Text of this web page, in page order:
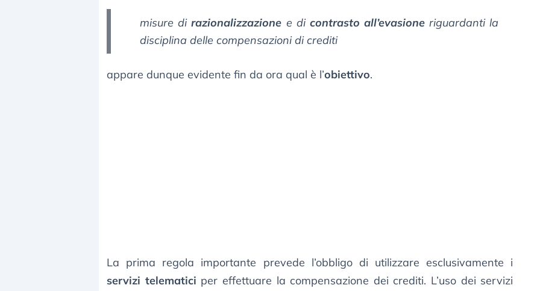
misure dirazionalizzazione e di contrasto all’evasione riguardanti la
disciplina delle compensazioni di crediti
appare dunque evidente fin da ora qual è l’obiettivo.
La prima regola importante prevede l’obbligo di utilizzare esclusivamente i
servizi telematici per effettuare la compensazione dei crediti. L’uso dei servizi